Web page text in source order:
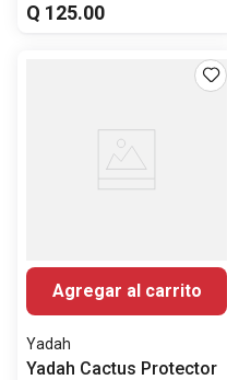
Q 125.00
Agregar al carrito
Yadah
Yadah Cactus Protector